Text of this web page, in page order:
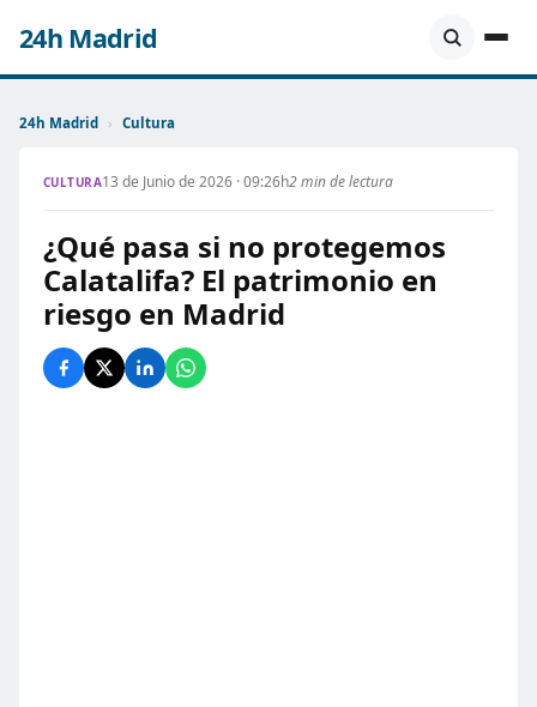
24h Madrid
24h Madrid › Cultura
CULTURA13 de Junio de 2026 · 09:26h2 min de lectura
¿Qué pasa si no protegemos
Calatalifa? El patrimonio en
riesgo en Madrid